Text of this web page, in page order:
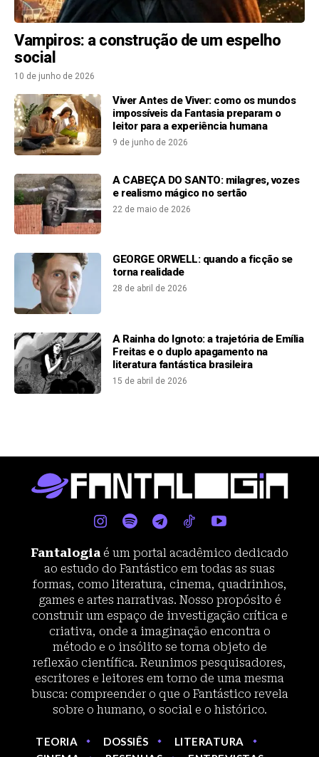
Vampiros: a construção de um espelho
social
10 de junho de 2026
Viver Antes de Viver: como os mundos
impossíveis da Fantasia preparam o
leitor para a experiência humana
9 de junho de 2026
A CABEÇA DO SANTO: milagres, vozes
e realismo mágico no sertão
22 de maio de 2026
GEORGE ORWELL: quando a ficção se
torna realidade
28 de abril de 2026
A Rainha do Ignoto: a trajetória de Emília
Freitas e o duplo apagamento na
literatura fantástica brasileira
15 de abril de 2026
Fantalogia é um portal acadêmico dedicado
ao estudo do Fantástico em todas as suas
formas, como literatura, cinema, quadrinhos,
games e artes narrativas. Nosso propósito é
construir um espaço de investigação crítica e
criativa, onde a imaginação encontra o
método e o insólito se torna objeto de
reflexão científica. Reunimos pesquisadores,
escritores e leitores em torno de uma mesma
busca: compreender o que o Fantástico revela
sobre o humano, o social e o histórico.
TEORIA DOSSIÊS
LITERATURA